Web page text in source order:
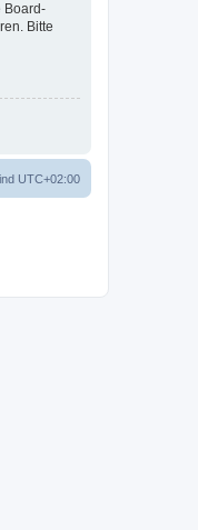
Board-
Bitte
UTC+02:00